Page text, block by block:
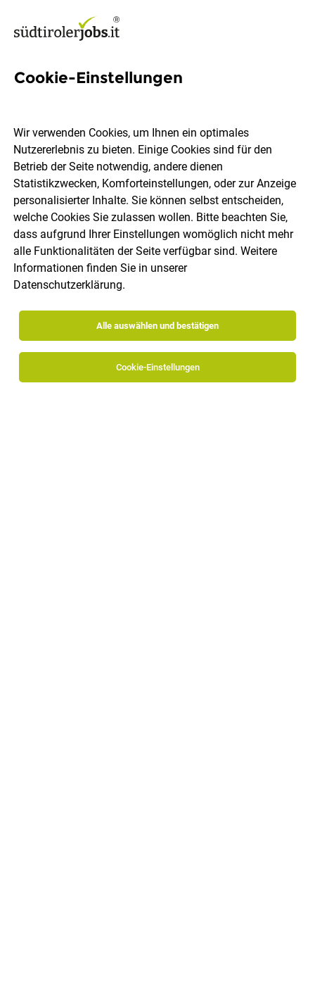
Haustechniker (m/w/d) im
Teilzeit
Euroclima AG
Bruneck Teilzeit 07.08.2026
Cookie-Einstellungen
Wir verwenden Cookies, um Ihnen ein optimales
Nutzererlebnis zu bieten. Einige Cookies sind für den
Betrieb der Seite notwendig, andere dienen
Statistikzwecken, Komforteinstellungen, oder zur Anzeige
personalisierter Inhalte. Sie können selbst entscheiden,
welche Cookies Sie zulassen wollen. Bitte beachten Sie,
dass aufgrund Ihrer Einstellungen womöglich nicht mehr
alle Funktionalitäten der Seite verfügbar sind. Weitere
Informationen finden Sie in unserer
Datenschutzerklärung.
Alle auswählen und bestätigen
Cookie-Einstellungen